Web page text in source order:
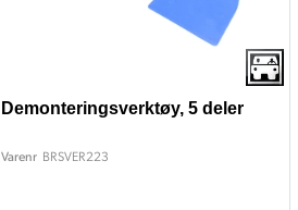
Demonteringsverktøy, 5 deler
Varenr BRSVER223